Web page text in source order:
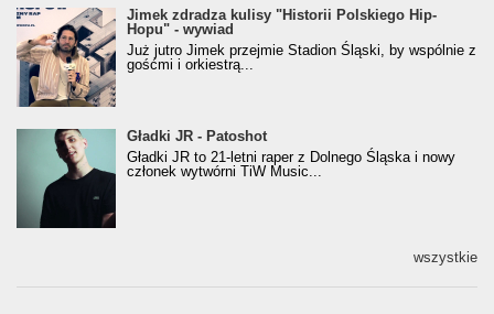
Jimek zdradza kulisy "Historii Polskiego Hip-
Hopu" - wywiad
Jimek zdradza kulisy "Historii Polskiego Hip-
Hopu" - wywiad
Już jutro Jimek przejmie Stadion Śląski, by wspólnie z
gośćmi i orkiestrą...
Gładki JR - Patoshot
Gładki JR - Patoshot
Gładki JR to 21-letni raper z Dolnego Śląska i nowy
członek wytwórni TiW Music...
wszystkie